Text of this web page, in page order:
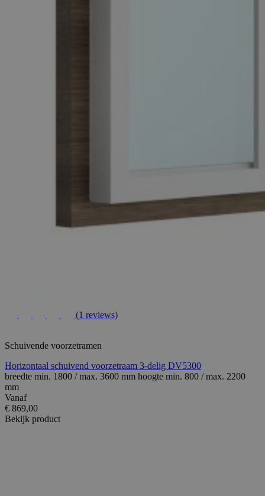
(1 reviews)
Schuivende voorzetramen
Horizontaal schuivend voorzetraam 3-delig DV5300
breedte min. 1800 / max. 3600 mm hoogte min. 800 / max. 2200
mm
Vanaf
€ 869,00
Bekijk product